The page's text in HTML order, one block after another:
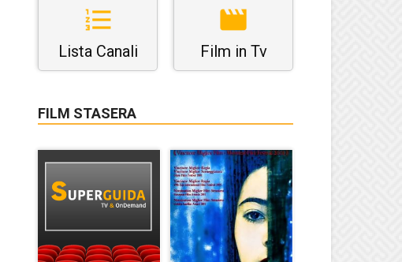
Lista Canali Film in Tv
FILM STASERA